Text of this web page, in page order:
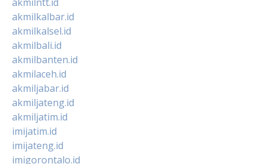
akmilkalbar.id
akmilkalsel.id
akmilbali.id
akmilbanten.id
akmilaceh.id
akmiljabar.id
akmiljateng.id
akmiljatim.id
imijatim.id
imijateng.id
imigorontalo.id